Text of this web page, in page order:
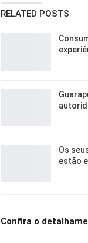
RELATED POSTS
Os
estão
Confira o